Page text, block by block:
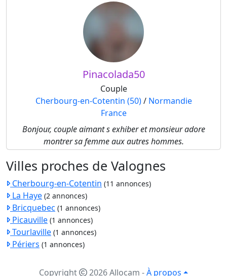
Pinacolada50
Couple
Cherbourg-en-Cotentin (50)/ Normandie
France
Bonjour, couple aimant s exhiber et monsieur adore
montrer sa femme aux autres hommes.
Villes proches de Valognes
Cherbourg-en-Cotentin (11 annonces)
La Haye (2 annonces)
Bricquebec (1 annonces)
Picauville (1 annonces)
Tourlaville (1 annonces)
Périers (1 annonces)
Copyright 2026 Allocam -À propos